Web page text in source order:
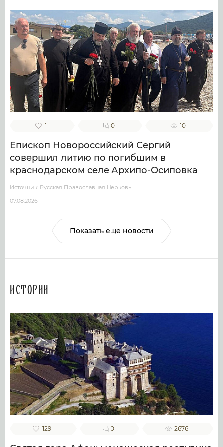
1 0 10
Епископ Новороссийский Сергий
совершил литию по погибшим в
краснодарском селе Архипо-Осиповка
Источник: Русская Православная Церковь
07.08.2026
Показать еще новости
Истории
129 0 2676